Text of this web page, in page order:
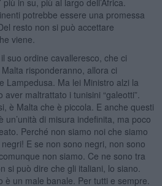
potrebbe essere una promessa
resto non si può accettare
viene.
suo ordine cavalleresco, che ci
risponderanno, allora ci
Lampedusa. Ma lei Ministro alzi la
maltrattato i tunisini “galeotti”.
è Malta che è piccola. E anche questi
un’unità di misura indefinita, ma poco
Perché non siamo noi che siamo
E se non sono negri, non sono
non siamo. Ce ne sono tra
si può dire che gli italiani, lo siano.
è un male banale. Per tutti e sempre.